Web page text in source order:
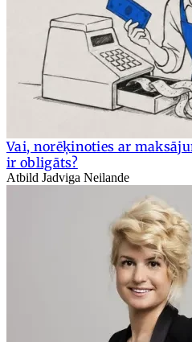
Vai, norēķinoties ar
ir obligāts?
Atbild Jadviga Neilande